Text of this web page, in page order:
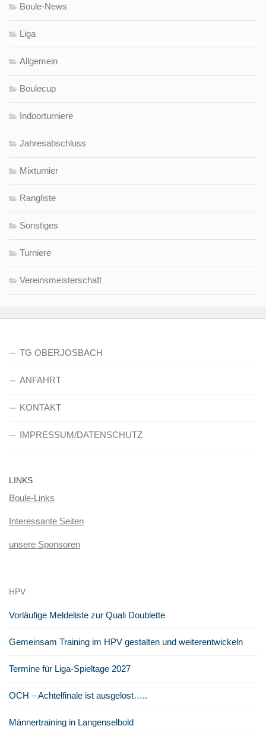
Boule-News
Liga
Allgemein
Boulecup
Indoorturniere
Jahresabschluss
Mixturnier
Rangliste
Sonstiges
Turniere
Vereinsmeisterschaft
TG OBERJOSBACH
ANFAHRT
KONTAKT
IMPRESSUM/DATENSCHUTZ
LINKS
Boule-Links
Interessante Seiten
unsere Sponsoren
HPV
Vorläufige Meldeliste zur Quali Doublette
Gemeinsam Training im HPV gestalten und weiterentwickeln
Termine für Liga-Spieltage 2027
OCH – Achtelfinale ist ausgelost…..
Männertraining in Langenselbold